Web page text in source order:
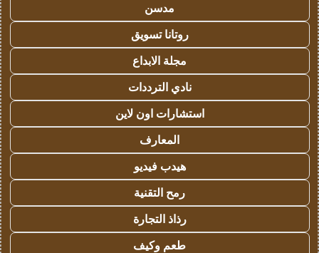
مدسن
روتانا تسويق
مجلة الابداع
نادي الترددات
استشارات اون لاين
المعارف
هيدب فيديو
رمح التقنية
رذاذ التجارة
طعم وكيف